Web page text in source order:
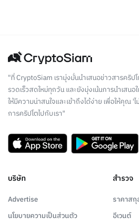
"ที่ CryptoSiam เรามุ่งมั่นนำเสนอข่าวสารคริป
รวดเร็วสดใหม่ทุกวัน และยังมุ่งเน้นการนำเสนอ
ให้มีความน่าสนใจและเข้าถึงได้ง่าย เพื่อให้คุณ '
การคริปโตไปกับเรา"
บริษัท
Advertise
นโยบายความเป็นส่วนตัว
สำรวจ
ราคาส
อีเวนต์